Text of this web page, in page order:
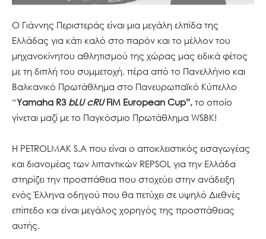
Ο Γιάννης Περιστεράς είναι μια μεγάλη ελπίδα της
Ελλάδας για κάτι καλό στο παρόν και το μέλλον του
μηχανοκίνητου αθλητισμού της χώρας μας ειδικά φέτος
με τη διπλή του συμμετοχή, πέρα από το Πανελλήνιο και
Βαλκανικό Πρωτάθλημα στο Πανευρωπαϊκό Κύπελλο
“Yamaha R3 bLU cRUFIM European Cup”, το οποίο
γίνεται μαζί με το Παγκόσμιο Πρωτάθλημα WSBK!
Η PETROLMAK S.A που είναι ο αποκλειστικός εισαγωγέας
και διανομέας των λιπαντικών REPSOL για την Ελλάδα
στηρίζει την προσπάθεια που στοχεύει στην ανάδειξη
ενός Έλληνα οδηγού που θα πετύχει σε υψηλό Διεθνές
επίπεδο και είναι μεγάλος χορηγός της προσπάθειας
αυτής.